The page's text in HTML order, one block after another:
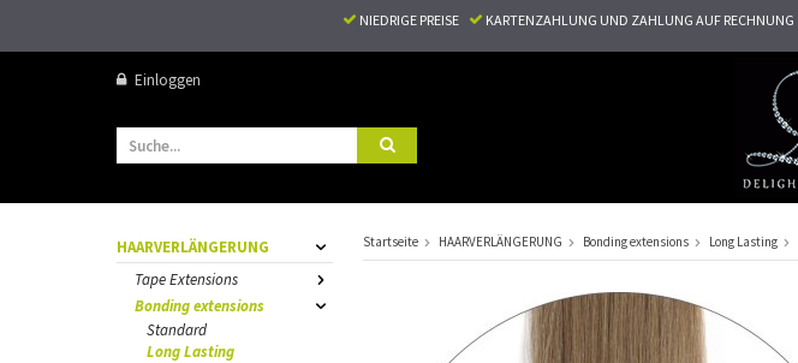
NIEDRIGE PREISE KARTENZAHLUNG UND ZAHLUNG AUF RECHNUNG
Einloggen
HAARVERLÄNGERUNG
Tape Extensions
Bonding extensions
Standard
Long Lasting
Startseite HAARVERLÄNGERUNG Bonding extensions Long Lasting